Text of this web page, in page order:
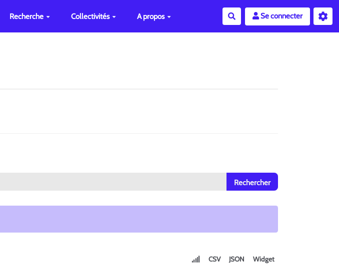
Recherche Collectivités A propos RechercherSe connecter
CSV JSON Widget